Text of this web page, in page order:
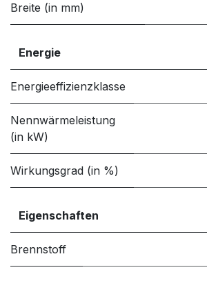
Breite (in mm)
Energie
Energieeffizienzklasse
Nennwärmeleistung
(in kW)
Wirkungsgrad (in %)
Eigenschaften
Brennstoff